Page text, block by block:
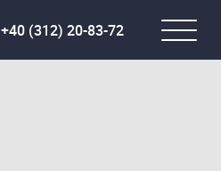
+40 (312) 20-83-72